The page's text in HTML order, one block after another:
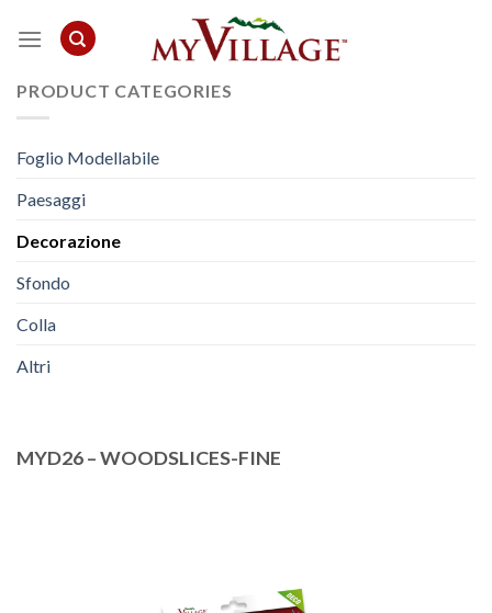
PRODUCT CATEGORIES
Foglio Modellabile
Paesaggi
Decorazione
Sfondo
Colla
Altri
MYD26 – WOODSLICES-FINE